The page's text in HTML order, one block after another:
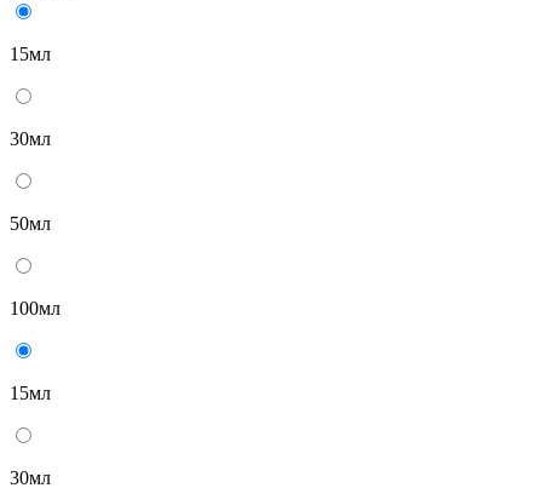
15мл
30мл
50мл
100мл
15мл
30мл